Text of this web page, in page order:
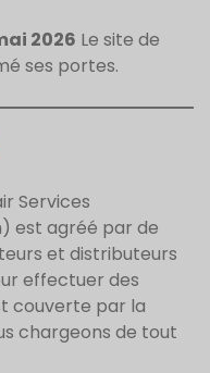
2026 Le site de
ses portes.
Services
est agréé par de
et distributeurs
effectuer des
couverte par la
chargeons de tout